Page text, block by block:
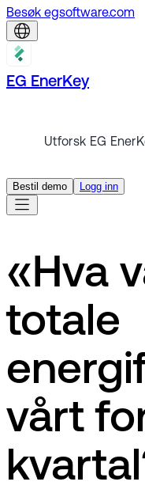
Besøk egsoftware.com
EG EnerKey
Utforsk EG
Bestil demo Logg inn
«Hva
totale
vårt